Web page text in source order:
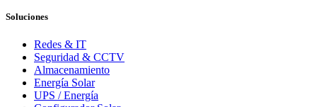
Soluciones
Redes & IT
Seguridad & CCTV
Almacenamiento
Energía Solar
UPS / Energía